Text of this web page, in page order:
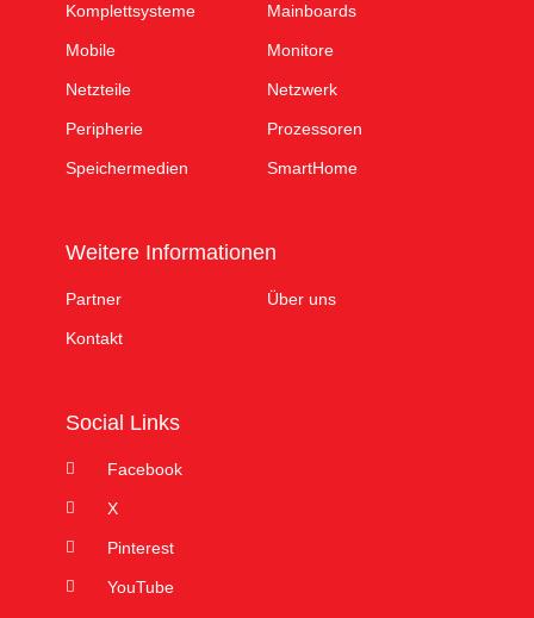
Komplettsysteme Mainboards
Mobile Monitore
Netzteile Netzwerk
Peripherie Prozessoren
Speichermedien SmartHome
Weitere Informationen
Partner Über uns
Kontakt
Social Links
Facebook
X
Pinterest
YouTube